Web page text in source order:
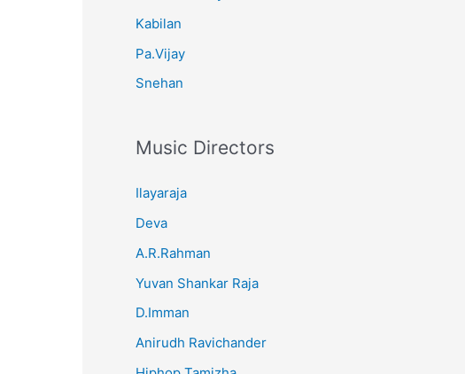
Kabilan
Pa.Vijay
Snehan
Music Directors
Ilayaraja
Deva
A.R.Rahman
Yuvan Shankar Raja
D.Imman
Anirudh Ravichander